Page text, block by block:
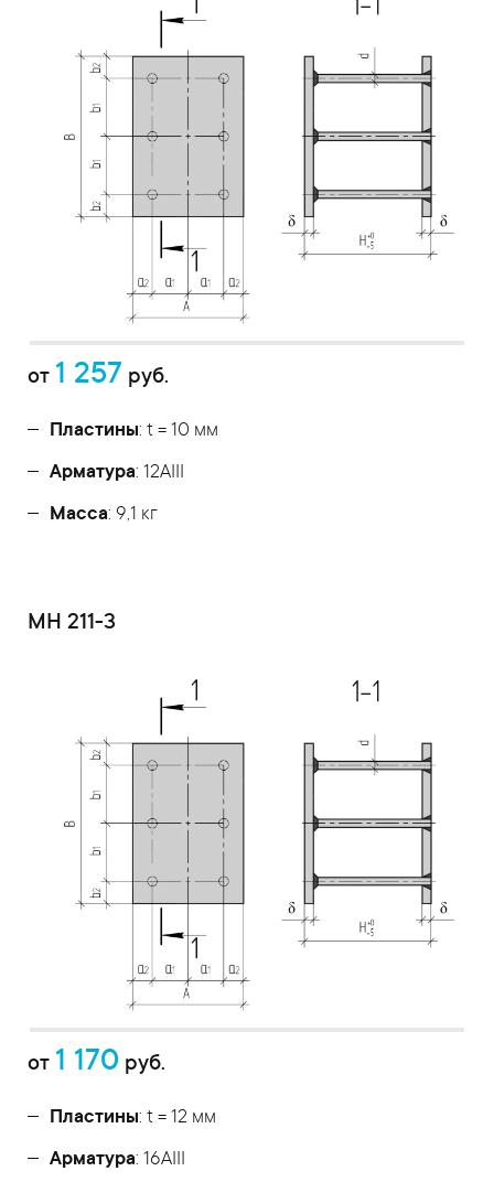
от 1 257 руб.
Пластины: t = 10 мм
Арматура: 12AIII
Масса: 9,1 кг
МН 211-3
от 1 170 руб.
Пластины: t = 12 мм
Арматура: 16AIII